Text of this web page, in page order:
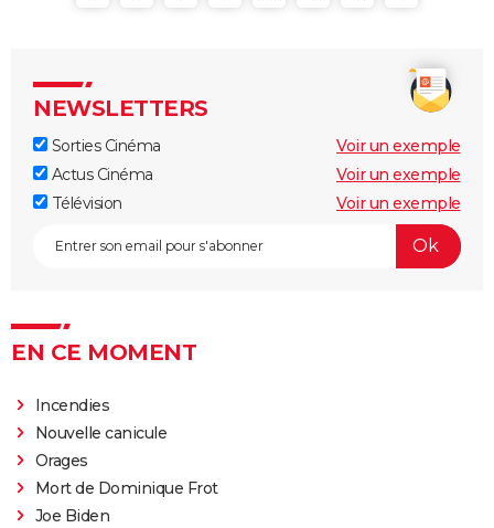
NEWSLETTERS
Sorties Cinéma
Voir un exemple
Actus Cinéma
Voir un exemple
Télévision
Voir un exemple
EN CE MOMENT
Incendies
Nouvelle canicule
Orages
Mort de Dominique Frot
Joe Biden